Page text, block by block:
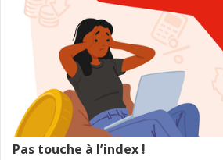
Pas touche à l’index !